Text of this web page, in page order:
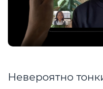
Невероятно